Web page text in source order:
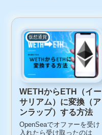
仮想通貨
WETHからETH（イー
サリアム）に変換（ア
ンラップ）する方法
OpenSeaでオファーを受け
入れたら受け取ったのは